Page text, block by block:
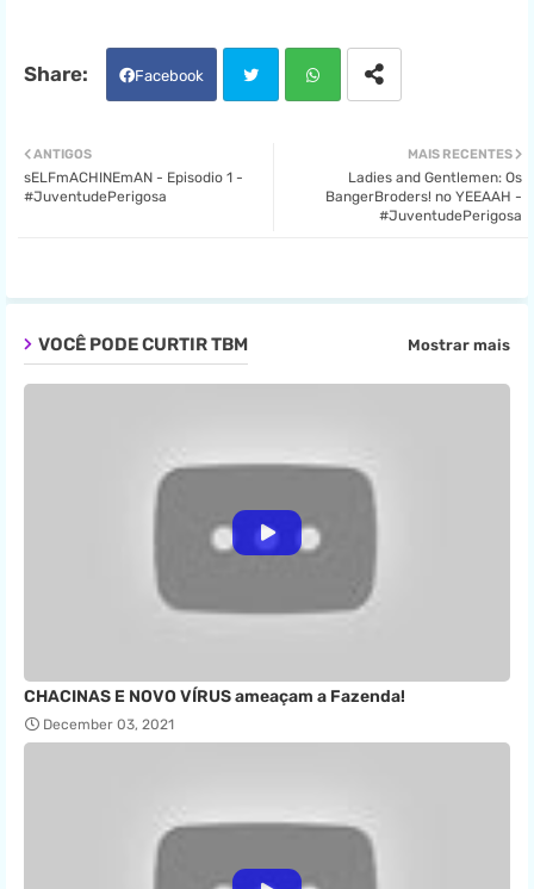
Facebook
ter
MAIS RECENTES
Ladies and Gentlemen: Os
BangerBroders! no YEEAAH -
#JuventudePerigosa
ANTIGOS
sELFmACHINEmAN - Episodio 1 -
#JuventudePerigosa
VOCÊ PODE CURTIR TBM Mostrar mais
CHACINAS E NOVO VÍRUS ameaçam a Fazenda!
December 03, 2021